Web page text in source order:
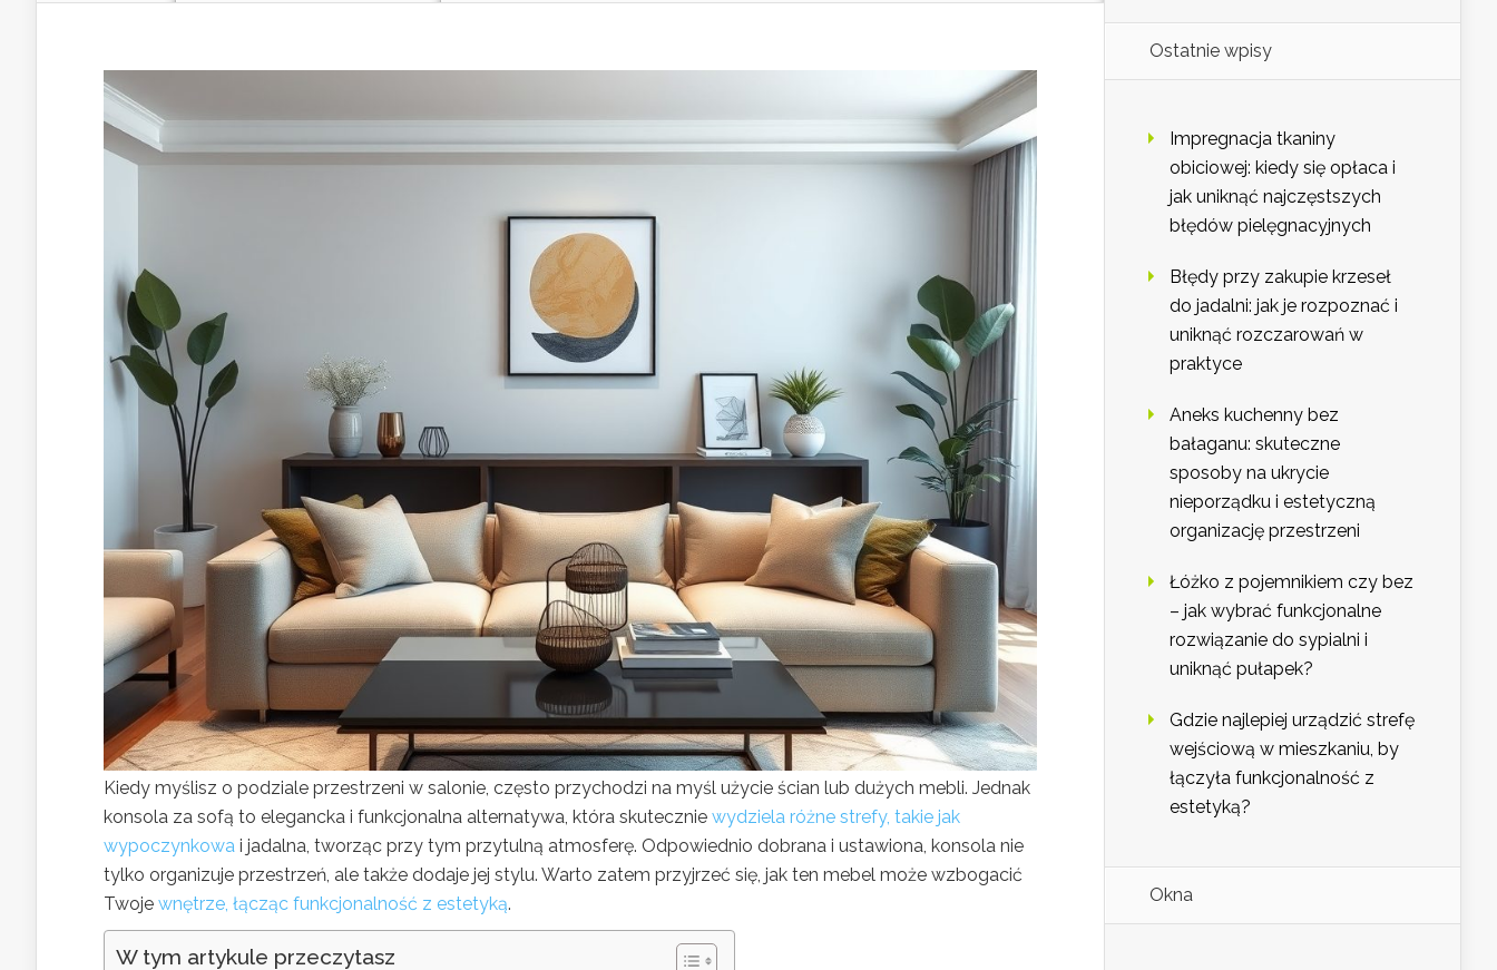
Kiedy myślisz o podziale przestrzeni w salonie, często przychodzi na myśl użycie ścian lub dużych mebli. Jednak
konsola za sofą to elegancka i funkcjonalna alternatywa, która skutecznie wydziela różne strefy, takie jak
wypoczynkowa i jadalna, tworząc przy tym przytulną atmosferę. Odpowiednio dobrana i ustawiona, konsola nie
tylko organizuje przestrzeń, ale także dodaje jej stylu. Warto zatem przyjrzeć się, jak ten mebel może wzbogacić
Twoje wnętrze, łącząc funkcjonalność z estetyką.
W tym artykule przeczytasz
Ostatnie wpisy
Impregnacja tkaniny
obiciowej: kiedy się opłaca i
jak uniknąć najczęstszych
błędów pielęgnacyjnych
Błędy przy zakupie krzeseł
do jadalni: jak je rozpoznać i
uniknąć rozczarowań w
praktyce
Aneks kuchenny bez
bałaganu: skuteczne
sposoby na ukrycie
nieporządku i estetyczną
organizację przestrzeni
Łóżko z pojemnikiem czy bez
– jak wybrać funkcjonalne
rozwiązanie do sypialni i
uniknąć pułapek?
Gdzie najlepiej urządzić strefę
wejściową w mieszkaniu, by
łączyła funkcjonalność z
estetyką?
Okna